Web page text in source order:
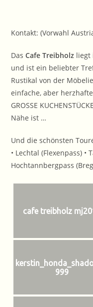
Kontakt: (Vorwahl
DasCafe Treibholz liegt
und ist ein beliebter
Rustikal von der
einfache, aber herzhafte
GROSSE
Nähe ist …
Und die schönsten
• Lechtal (Flexenpass) •
Hochtannbergpass
cafe treibholz
999